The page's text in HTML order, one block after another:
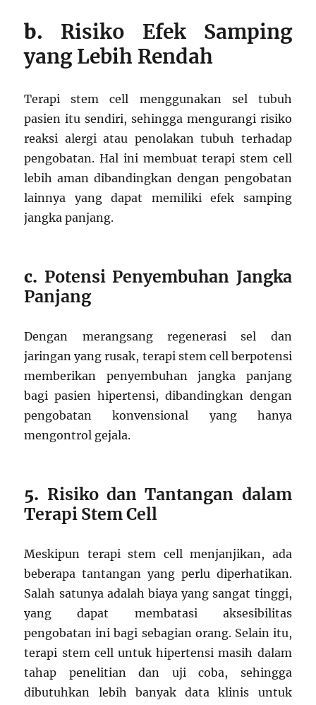
b. Risiko Efek Samping
yang Lebih Rendah
Terapi stem cell menggunakan sel tubuh
pasien itu sendiri, sehingga mengurangi risiko
reaksi alergi atau penolakan tubuh terhadap
pengobatan. Hal ini membuat terapi stem cell
lebih aman dibandingkan dengan pengobatan
lainnya yang dapat memiliki efek samping
jangka panjang.
c. Potensi Penyembuhan Jangka
Panjang
Dengan merangsang regenerasi sel dan
jaringan yang rusak, terapi stem cell berpotensi
memberikan penyembuhan jangka panjang
bagi pasien hipertensi, dibandingkan dengan
pengobatan konvensional yang hanya
mengontrol gejala.
5. Risiko dan Tantangan dalam
Terapi Stem Cell
Meskipun terapi stem cell menjanjikan, ada
beberapa tantangan yang perlu diperhatikan.
Salah satunya adalah biaya yang sangat tinggi,
yang dapat membatasi aksesibilitas
pengobatan ini bagi sebagian orang. Selain itu,
terapi stem cell untuk hipertensi masih dalam
tahap penelitian dan uji coba, sehingga
dibutuhkan lebih banyak data klinis untuk